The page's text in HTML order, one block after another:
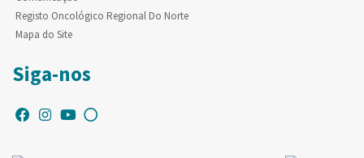
Registo Oncológico Regional Do Norte
Mapa do Site
Siga-nos